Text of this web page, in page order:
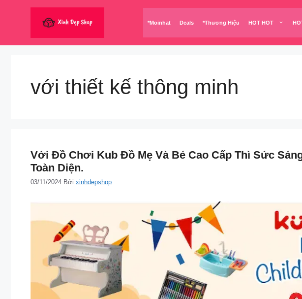
*Moinhat Deals *Thương Hiệu HOT HOT
với thiết kế thông minh
Với Đồ Chơi Kub Đồ Mẹ Và Bé Cao Cấp Thì Sức
Toàn Diện.
03/11/2024 Bởi xinhdepshop